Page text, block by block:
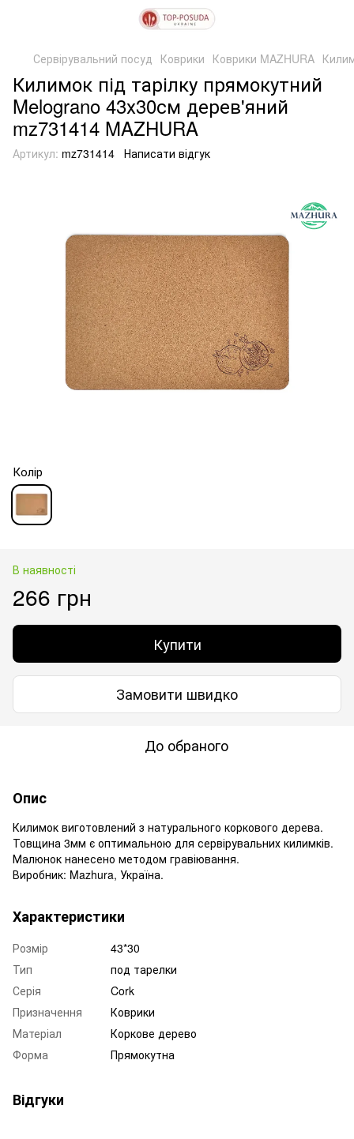
Сервірувальний посуд Коврики Коврики MAZHURA
Килимок під тарілку прямокутний
Melograno 43х30см дерев'яний
mz731414 MAZHURA
Артикул: mz731414 Написати відгук
Колір
В наявності
266 грн
Купити
Замовити швидко
До обраного
Опис
Килимок виготовлений з натурального коркового дерева.
Товщина 3мм є оптимальною для сервірувальних килимків.
Малюнок нанесено методом гравіювання.
Виробник: Mazhura, Україна.
Характеристики
Розмір
43*30
Тип
под тарелки
Серія
Cork
Призначення
Коврики
Матеріал
Коркове дерево
Форма
Прямокутна
Відгуки